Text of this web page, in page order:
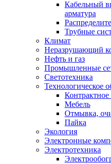
Кабельный
арматура
Трубные
Климат
Неразрушающий
Нефть и газ
Промышленные
Светотехника
Технологическое
Контрактное
Мебель
Отмывка,
Пайка
Экология
Электронные
Электротехника